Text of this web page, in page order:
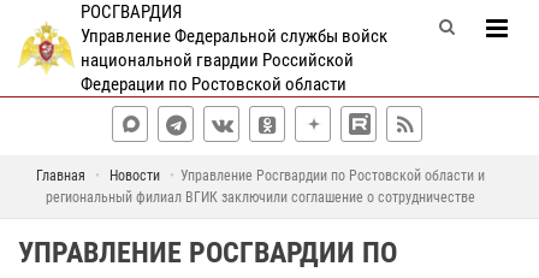
РОСГВАРДИЯ
Управление Федеральной службы войск
национальной гвардии Российской
Федерации по Ростовской области
Главная Новости
Управление Росгвардии по Ростовской области и
региональный филиал ВГИК заключили соглашение о сотрудничестве
УПРАВЛЕНИЕ РОСГВАРДИИ ПО